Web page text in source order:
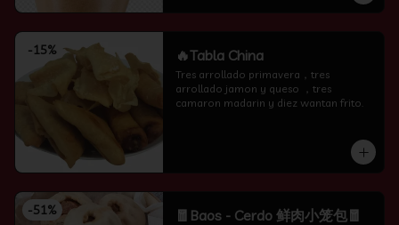
-15% 🔥Tabla China
Tres arrollado primavera，tres
arrollado jamon y queso ，tres
camaron madarin y diez wantan frito.
-51% 🧧Baos - Cerdo 鲜肉小笼包🧧